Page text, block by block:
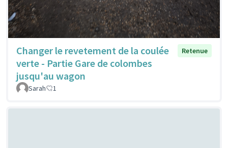
Changer le revetement de la coulée
verte - Partie Gare de colombes
jusqu'au wagon
Retenue
Sarah 1